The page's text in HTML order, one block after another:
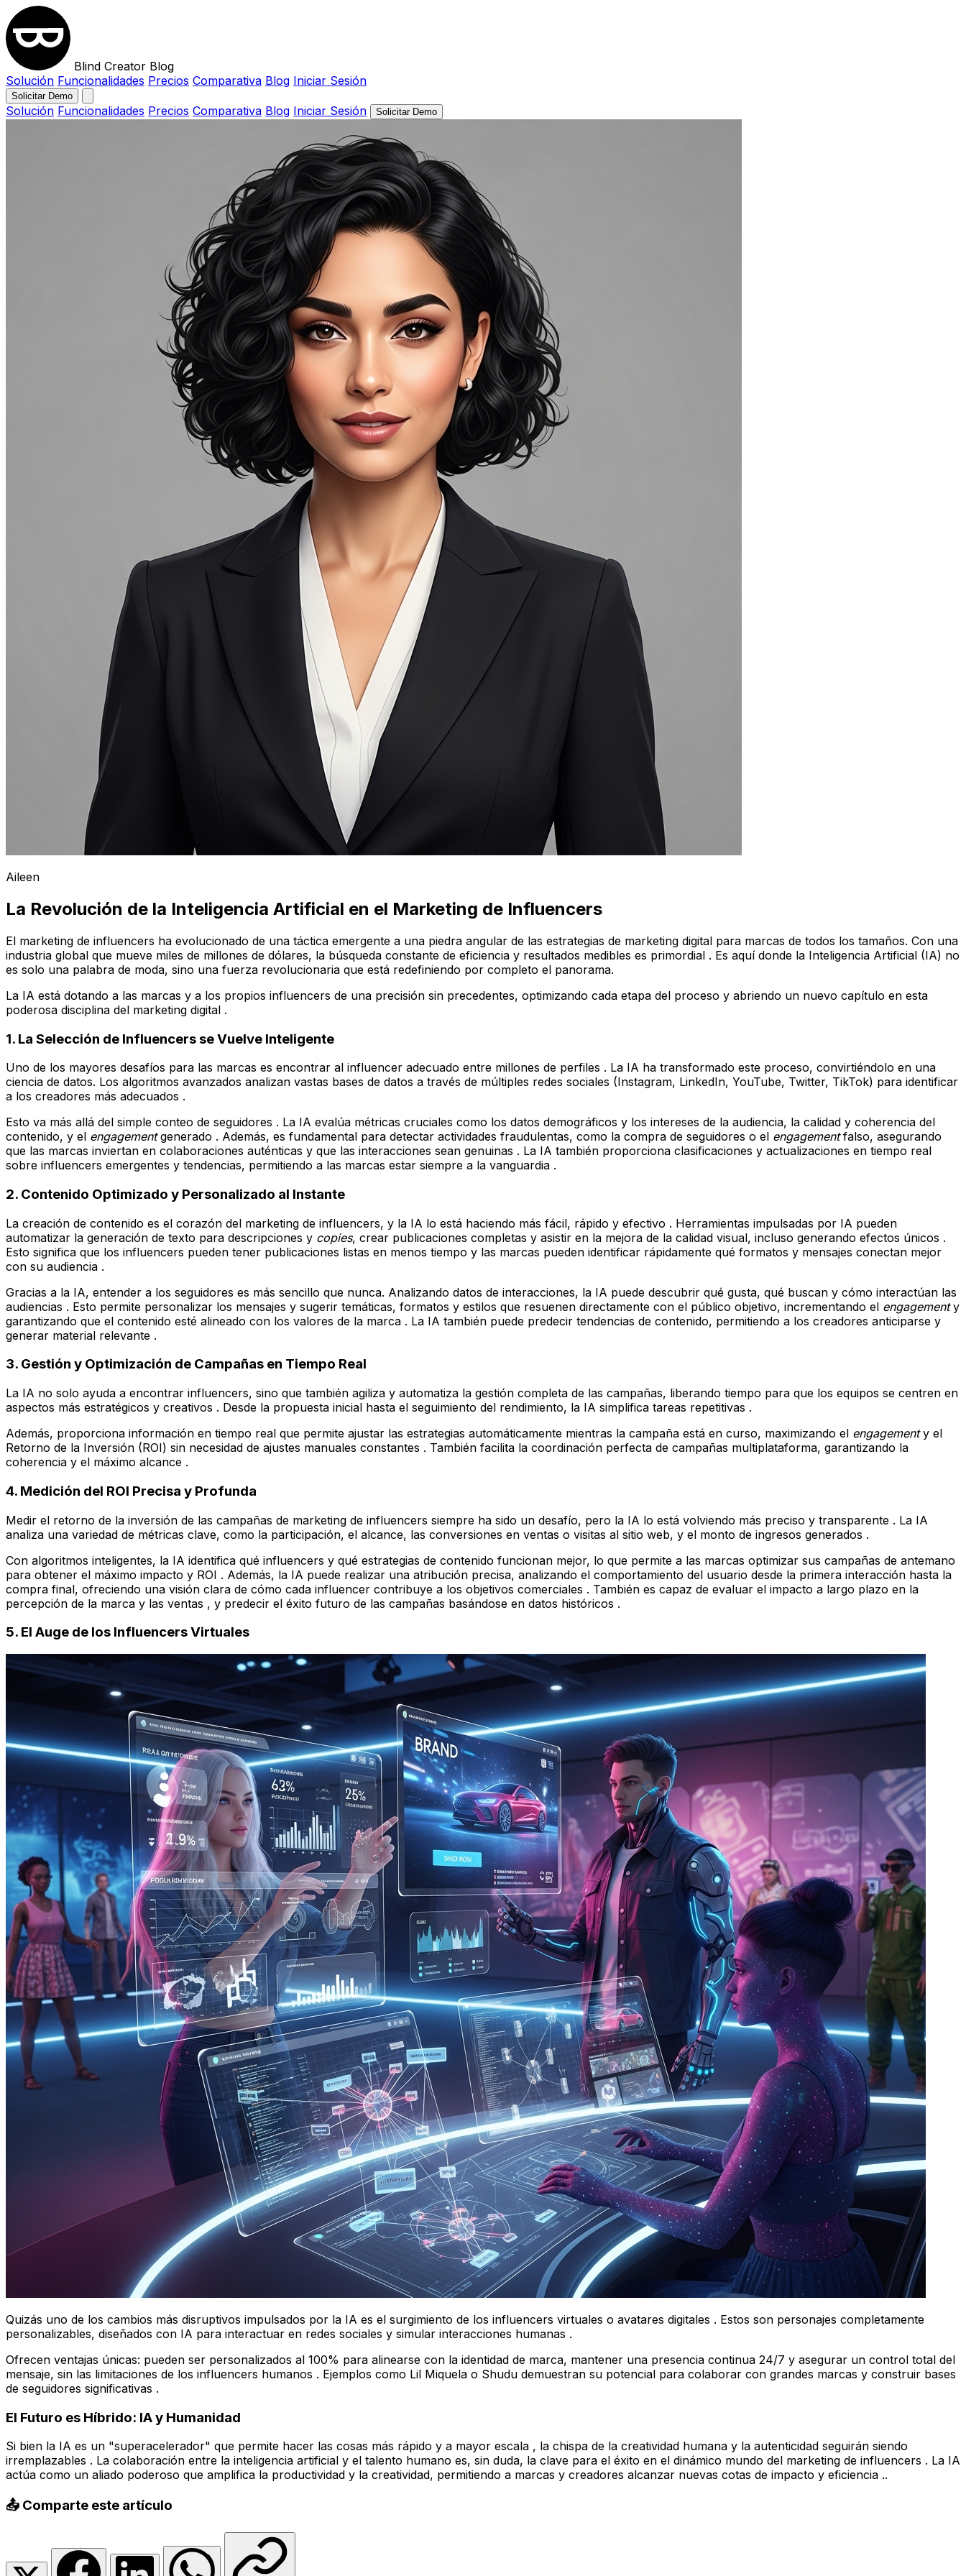
Blind Creator Blog
Solución Funcionalidades Precios Comparativa Blog Iniciar Sesión
Solicitar Demo
Solución Funcionalidades Precios Comparativa Blog Iniciar Sesión Solicitar Demo
Aileen
La Revolución de la Inteligencia Artificial en el Marketing de Influencers
El marketing de influencers ha evolucionado de una táctica emergente a una piedra angular de las estrategias de marketing digital para marcas de todos los tamaños. Con una
industria global que mueve miles de millones de dólares, la búsqueda constante de eficiencia y resultados medibles es primordial . Es aquí donde la Inteligencia Artificial (IA) no
es solo una palabra de moda, sino una fuerza revolucionaria que está redefiniendo por completo el panorama.
La IA está dotando a las marcas y a los propios influencers de una precisión sin precedentes, optimizando cada etapa del proceso y abriendo un nuevo capítulo en esta
poderosa disciplina del marketing digital .
1. La Selección de Influencers se Vuelve Inteligente
Uno de los mayores desafíos para las marcas es encontrar al influencer adecuado entre millones de perfiles . La IA ha transformado este proceso, convirtiéndolo en una
ciencia de datos. Los algoritmos avanzados analizan vastas bases de datos a través de múltiples redes sociales (Instagram, LinkedIn, YouTube, Twitter, TikTok) para identificar
a los creadores más adecuados .
Esto va más allá del simple conteo de seguidores . La IA evalúa métricas cruciales como los datos demográficos y los intereses de la audiencia, la calidad y coherencia del
contenido, y el engagementgenerado . Además, es fundamental para detectar actividades fraudulentas, como la compra de seguidores o el engagementfalso, asegurando
que las marcas inviertan en colaboraciones auténticas y que las interacciones sean genuinas . La IA también proporciona clasificaciones y actualizaciones en tiempo real
sobre influencers emergentes y tendencias, permitiendo a las marcas estar siempre a la vanguardia .
2. Contenido Optimizado y Personalizado al Instante
La creación de contenido es el corazón del marketing de influencers, y la IA lo está haciendo más fácil, rápido y efectivo . Herramientas impulsadas por IA pueden
automatizar la generación de texto para descripciones y copies, crear publicaciones completas y asistir en la mejora de la calidad visual, incluso generando efectos únicos .
Esto significa que los influencers pueden tener publicaciones listas en menos tiempo y las marcas pueden identificar rápidamente qué formatos y mensajes conectan mejor
con su audiencia .
Gracias a la IA, entender a los seguidores es más sencillo que nunca. Analizando datos de interacciones, la IA puede descubrir qué gusta, qué buscan y cómo interactúan las
audiencias . Esto permite personalizar los mensajes y sugerir temáticas, formatos y estilos que resuenen directamente con el público objetivo, incrementando el engagementy
garantizando que el contenido esté alineado con los valores de la marca . La IA también puede predecir tendencias de contenido, permitiendo a los creadores anticiparse y
generar material relevante .
3. Gestión y Optimización de Campañas en Tiempo Real
La IA no solo ayuda a encontrar influencers, sino que también agiliza y automatiza la gestión completa de las campañas, liberando tiempo para que los equipos se centren en
aspectos más estratégicos y creativos . Desde la propuesta inicial hasta el seguimiento del rendimiento, la IA simplifica tareas repetitivas .
Además, proporciona información en tiempo real que permite ajustar las estrategias automáticamente mientras la campaña está en curso, maximizando el engagementy el
Retorno de la Inversión (ROI) sin necesidad de ajustes manuales constantes . También facilita la coordinación perfecta de campañas multiplataforma, garantizando la
coherencia y el máximo alcance .
4. Medición del ROI Precisa y Profunda
Medir el retorno de la inversión de las campañas de marketing de influencers siempre ha sido un desafío, pero la IA lo está volviendo más preciso y transparente . La IA
analiza una variedad de métricas clave, como la participación, el alcance, las conversiones en ventas o visitas al sitio web, y el monto de ingresos generados .
Con algoritmos inteligentes, la IA identifica qué influencers y qué estrategias de contenido funcionan mejor, lo que permite a las marcas optimizar sus campañas de antemano
para obtener el máximo impacto y ROI . Además, la IA puede realizar una atribución precisa, analizando el comportamiento del usuario desde la primera interacción hasta la
compra final, ofreciendo una visión clara de cómo cada influencer contribuye a los objetivos comerciales . También es capaz de evaluar el impacto a largo plazo en la
percepción de la marca y las ventas , y predecir el éxito futuro de las campañas basándose en datos históricos .
5. El Auge de los Influencers Virtuales
Quizás uno de los cambios más disruptivos impulsados por la IA es el surgimiento de los influencers virtuales o avatares digitales . Estos son personajes completamente
personalizables, diseñados con IA para interactuar en redes sociales y simular interacciones humanas .
Ofrecen ventajas únicas: pueden ser personalizados al 100% para alinearse con la identidad de marca, mantener una presencia continua 24/7 y asegurar un control total del
mensaje, sin las limitaciones de los influencers humanos . Ejemplos como Lil Miquela o Shudu demuestran su potencial para colaborar con grandes marcas y construir bases
de seguidores significativas .
El Futuro es Híbrido: IA y Humanidad
Si bien la IA es un "superacelerador" que permite hacer las cosas más rápido y a mayor escala , la chispa de la creatividad humana y la autenticidad seguirán siendo
irremplazables . La colaboración entre la inteligencia artificial y el talento humano es, sin duda, la clave para el éxito en el dinámico mundo del marketing de influencers . La IA
actúa como un aliado poderoso que amplifica la productividad y la creatividad, permitiendo a marcas y creadores alcanzar nuevas cotas de impacto y eficiencia ..
📤 Comparte este artículo